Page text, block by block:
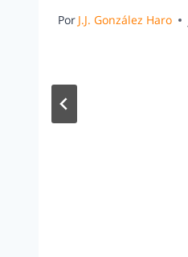
Por J.J. González Haro